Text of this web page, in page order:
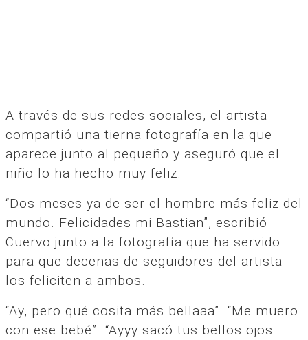
A través de sus redes sociales, el artista
compartió una tierna fotografía en la que
aparece junto al pequeño y aseguró que el
niño lo ha hecho muy feliz.
“Dos meses ya de ser el hombre más feliz del
mundo. Felicidades mi Bastian”, escribió
Cuervo junto a la fotografía que ha servido
para que decenas de seguidores del artista
los feliciten a ambos.
“Ay, pero qué cosita más bellaaa”. “Me muero
con ese bebé”. “Ayyy sacó tus bellos ojos.